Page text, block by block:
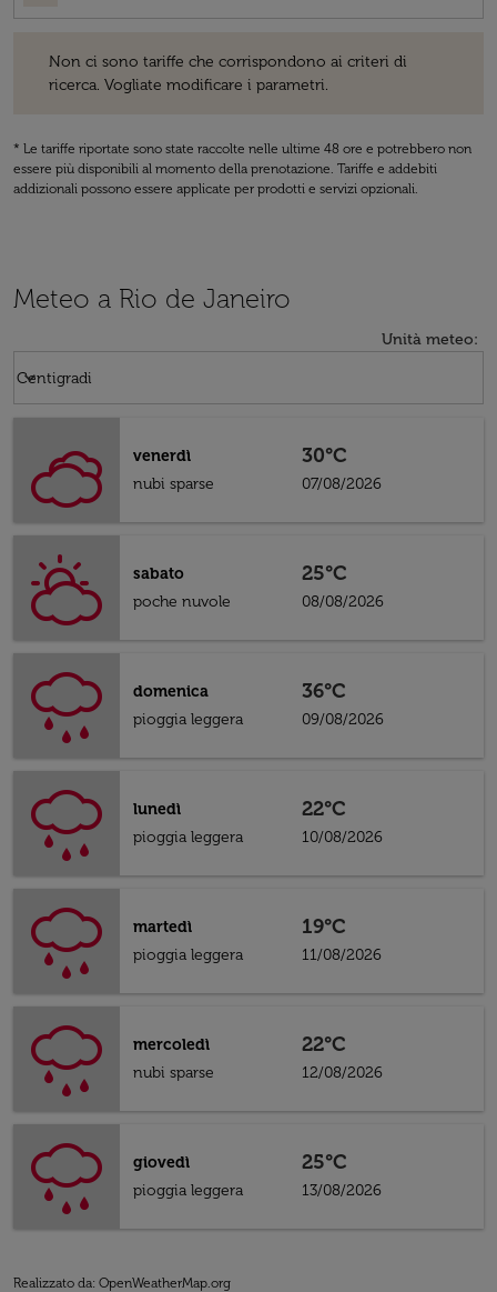
Non ci sono tariffe che corrispondono ai criteri di
ricerca. Vogliate modificare i parametri.
* Le tariffe riportate sono state raccolte nelle ultime 48 ore e potrebbero non
essere più disponibili al momento della prenotazione. Tariffe e addebiti
addizionali possono essere applicate per prodotti e servizi opzionali.
Meteo a Rio de Janeiro
Unità meteo:
Centigradi
keyboard_arrow_down
venerdì
nubi sparse
30°C
07/08/2026
sabato
poche nuvole
25°C
08/08/2026
domenica
pioggia leggera
36°C
09/08/2026
lunedì
pioggia leggera
22°C
10/08/2026
martedì
pioggia leggera
19°C
11/08/2026
mercoledì
nubi sparse
22°C
12/08/2026
giovedì
pioggia leggera
25°C
13/08/2026
Realizzato da: OpenWeatherMap.org